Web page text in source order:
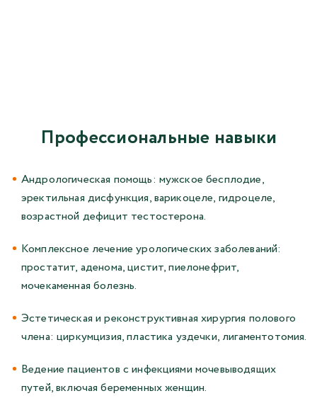
Профессиональные навыки
Андрологическая помощь: мужское бесплодие,
эректильная дисфункция, варикоцеле, гидроцеле,
возрастной дефицит тестостерона.
Комплексное лечение урологических заболеваний:
простатит, аденома, цистит, пиелонефрит,
мочекаменная болезнь.
Эстетическая и реконструктивная хирургия полового
члена: циркумцизия, пластика уздечки, лигаментотомия.
Ведение пациентов с инфекциями мочевыводящих
путей, включая беременных женщин.